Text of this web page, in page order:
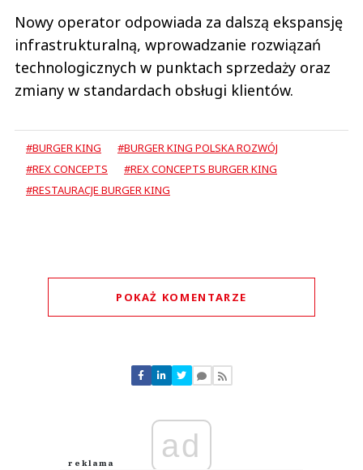
Nowy operator odpowiada za dalszą ekspansję
infrastrukturalną, wprowadzanie rozwiązań
technologicznych w punktach sprzedaży oraz
zmiany w standardach obsługi klientów.
#BURGER KING
#BURGER KING POLSKA ROZWÓJ
#REX CONCEPTS
#REX CONCEPTS BURGER KING
#RESTAURACJE BURGER KING
POKAŻ KOMENTARZE
Nie znaleziono komentarzy
Zostaw swoje komentarze
Anuluj
ad